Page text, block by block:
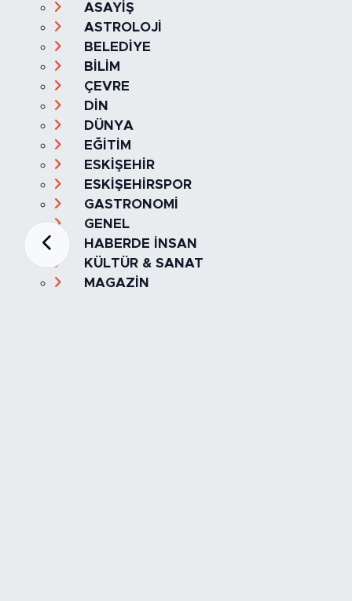
ASAYİŞ
ASTROLOJİ
BELEDİYE
BİLİM
ÇEVRE
DİN
DÜNYA
EĞİTİM
ESKİŞEHİR
ESKİŞEHİRSPOR
GASTRONOMİ
GENEL
HABERDE İNSAN
KÜLTÜR & SANAT
MAGAZİN